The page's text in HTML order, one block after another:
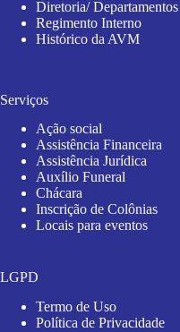
Diretoria/ Departamentos
Regimento Interno
Histórico da AVM
Serviços
Ação social
Assistência Financeira
Assistência Jurídica
Auxílio Funeral
Chácara
Inscrição de Colônias
Locais para eventos
LGPD
Termo de Uso
Política de Privacidade